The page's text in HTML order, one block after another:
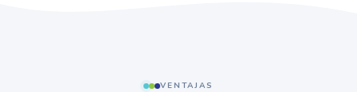
VENTAJAS